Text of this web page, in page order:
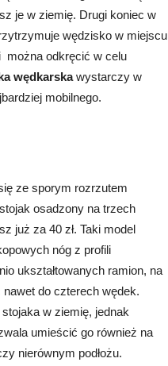
je w ziemię. Drugi koniec w
wędzisko w miejscu
można odkręcić w celu
wędkarskawystarczy w
mobilnego.
ze sporym rozrzutem
osadzony na trzech
już za 40 zł. Taki model
nóg z profili
ukształtowanych ramion, na
do czterech wędek.
w ziemię, jednak
umieścić go również na
nierównym podłożu.